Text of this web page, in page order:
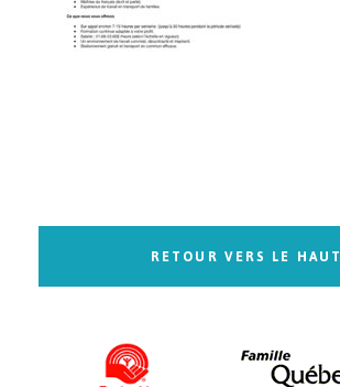
RETOUR VERS LE HAUT